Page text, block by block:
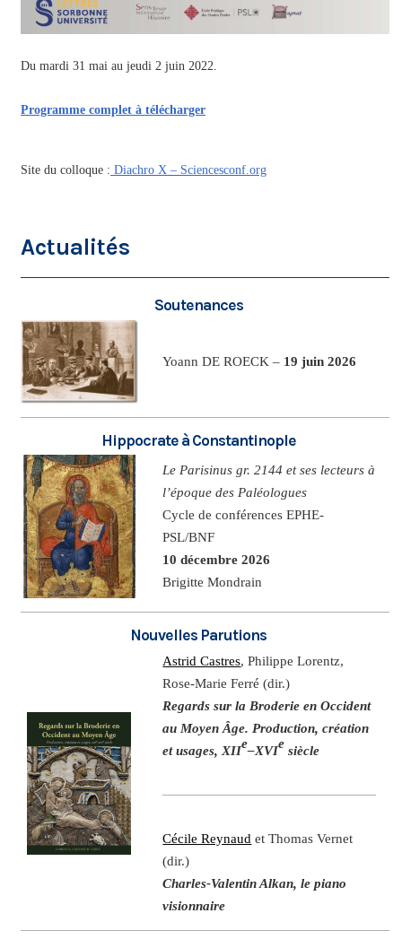
Du mardi 31 mai au jeudi 2 juin 2022.
Programme complet à télécharger
Site du colloque : Diachro X – Sciencesconf.org
Actualités
Soutenances
Yoann DE ROECK – 19 juin 2026
Hippocrate à Constantinople
Le Parisinus gr. 2144 et ses lecteurs à
l’époque des Paléologues
Cycle de conférences EPHE-
PSL/BNF
10 décembre 2026
Brigitte Mondrain
Nouvelles Parutions
Astrid Castres, Philippe Lorentz,
Rose-Marie Ferré (dir.)
Regards sur la Broderie en Occident
au Moyen Âge. Production, création
et usages, XIIe–XVIe siècle
Cécile Reynaud et Thomas Vernet
(dir.)
Charles-Valentin Alkan, le piano
visionnaire